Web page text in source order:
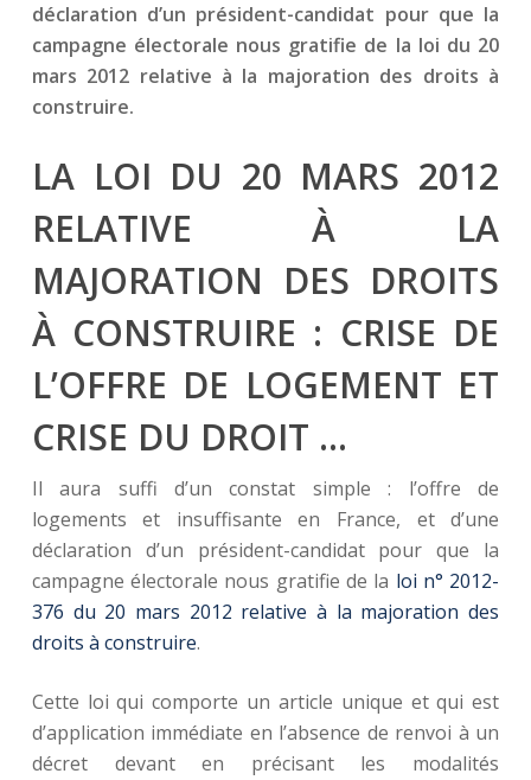
déclaration d’un président-candidat pour que la
campagne électorale nous gratifie de la loi du 20
mars 2012 relative à la majoration des droits à
construire.
LA LOI DU 20 MARS 2012
RELATIVE À LA
MAJORATION DES DROITS
À CONSTRUIRE : CRISE DE
L’OFFRE DE LOGEMENT ET
CRISE DU DROIT …
Il aura suffi d’un constat simple : l’offre de
logements et insuffisante en France, et d’une
déclaration d’un président-candidat pour que la
campagne électorale nous gratifie de la loi n° 2012-
376 du 20 mars 2012 relative à la majoration des
droits à construire.
Cette loi qui comporte un article unique et qui est
d’application immédiate en l’absence de renvoi à un
décret devant en précisant les modalités